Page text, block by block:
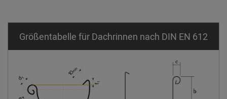
Größentabelle für Dachrinnen nach DIN EN 612